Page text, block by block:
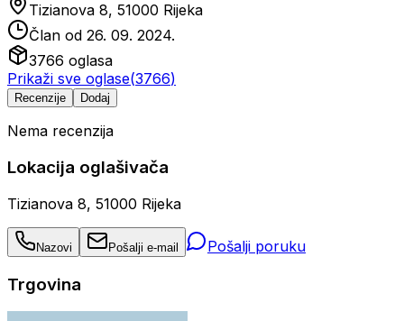
Tizianova 8, 51000 Rijeka
Član od 26. 09. 2024.
3766 oglasa
Prikaži sve oglase(3766)
Recenzije Dodaj
Nema recenzija
Lokacija oglašivača
Tizianova 8, 51000 Rijeka
Nazovi Pošalji e-mail Pošalji poruku
Trgovina